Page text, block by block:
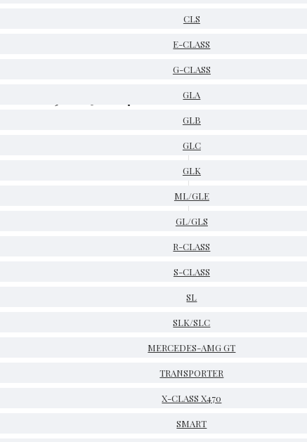
CLS
E-CLASS
G-CLASS
GLA
GLB
GLC
GLK
ML/GLE
GL/GLS
R-CLASS
S-CLASS
SL
SLK/SLC
MERCEDES-AMG GT
TRANSPORTER
X-CLASS X470
SMART